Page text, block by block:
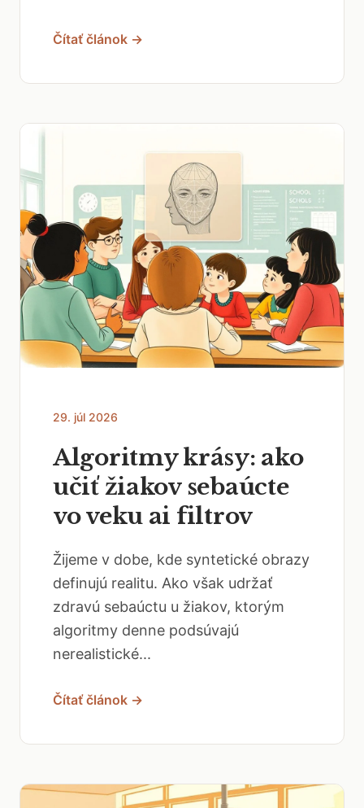
Čítať článok →
29. júl 2026
Algoritmy krásy: ako
učiť žiakov sebaúcte
vo veku ai filtrov
Žijeme v dobe, kde syntetické obrazy
definujú realitu. Ako však udržať
zdravú sebaúctu u žiakov, ktorým
algoritmy denne podsúvajú
nerealistické...
Čítať článok →